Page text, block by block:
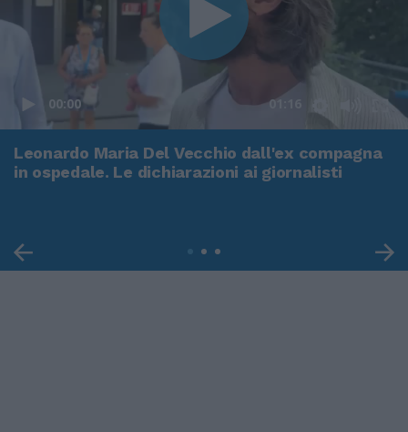
00:00 01:16
Leonardo Maria Del Vecchio dall'ex compagna
in ospedale. Le dichiarazioni ai giornalisti